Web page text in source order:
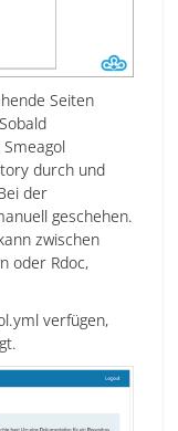
Seiten
durch und
der
geschehen.
zwischen
oder Rdoc,
verfügen,